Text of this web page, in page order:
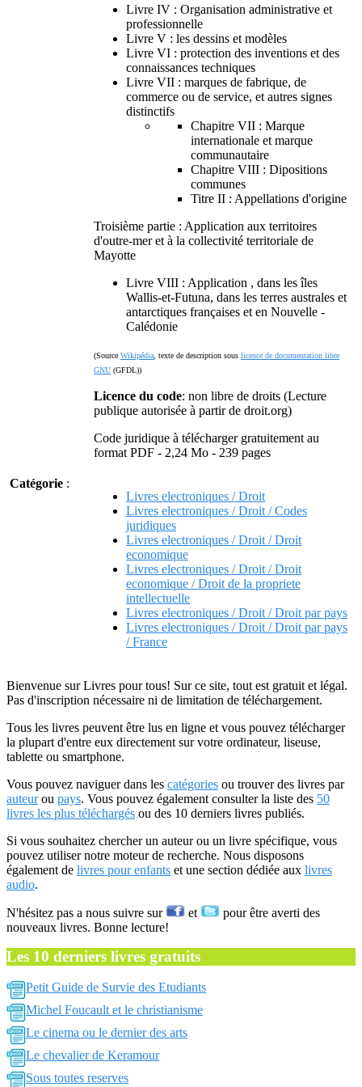
Livre IV : Organisation administrative et
professionnelle
Livre V : les dessins et modèles
Livre VI : protection des inventions et des
connaissances techniques
Livre VII : marques de fabrique, de
commerce ou de service, et autres signes
distinctifs
Chapitre VII : Marque
internationale et marque
communautaire
Chapitre VIII : Dipositions
communes
Titre II : Appellations d'origine
Troisième partie : Application aux territoires
d'outre-mer et à la collectivité territoriale de
Mayotte
Livre VIII : Application , dans les îles
Wallis-et-Futuna, dans les terres australes et
antarctiques françaises et en Nouvelle -
Calédonie
(Source Wikipédia , texte de description sous licence de documentation libre
GNU (GFDL))
Licence du code: non libre de droits (Lecture
publique autorisée à partir de droit.org)
Code juridique à télécharger gratuitement au
format PDF - 2,24 Mo - 239 pages
Catégorie :
Livres electroniques / Droit
Livres electroniques / Droit / Codes
juridiques
Livres electroniques / Droit / Droit
economique
Livres electroniques / Droit / Droit
economique / Droit de la propriete
intellectuelle
Livres electroniques / Droit / Droit par pays
Livres electroniques / Droit / Droit par pays
/ France
Bienvenue sur Livres pour tous! Sur ce site, tout est gratuit et légal.
Pas d'inscription nécessaire ni de limitation de téléchargement.
Tous les livres peuvent être lus en ligne et vous pouvez télécharger
la plupart d'entre eux directement sur votre ordinateur, liseuse,
tablette ou smartphone.
Vous pouvez naviguer dans les catégories ou trouver des livres par
auteurou pays. Vous pouvez également consulter la liste des 50
livres les plus téléchargés ou des 10 derniers livres publiés.
Si vous souhaitez chercher un auteur ou un livre spécifique, vous
pouvez utiliser notre moteur de recherche. Nous disposons
également de livres pour enfants et une section dédiée aux livres
audio.
N'hésitez pas a nous suivre sur et
pour être averti des
nouveaux livres. Bonne lecture!
Les 10 derniers livres gratuits
Petit Guide de Survie des Etudiants
Michel Foucault et le christianisme
Le cinema ou le dernier des arts
Le chevalier de Keramour
Sous toutes reserves